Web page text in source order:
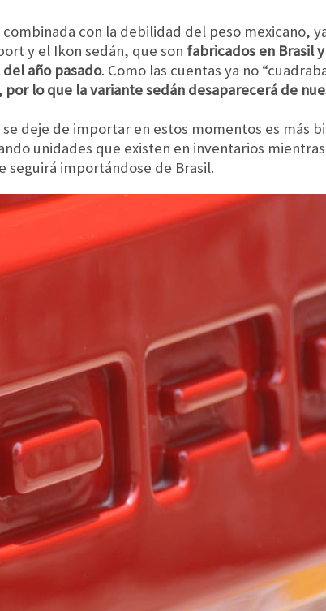
con la debilidad del peso mexicano,
y el Ikon sedán, que son fabricados en Brasil
año pasado. Como las cuentas ya no
lo que la variante sedán desaparecerá de
deje de importar en estos momentos es más
unidades que existen en inventarios
seguirá importándose de Brasil.